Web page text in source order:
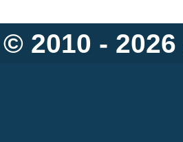
© 2010 - 2026